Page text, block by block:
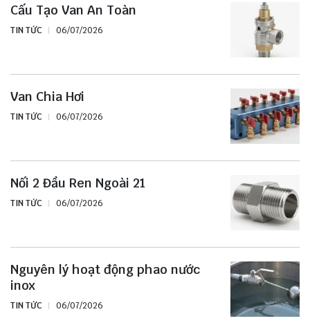
Cấu Tạo Van An Toàn
TIN TỨC 06/07/2026
Van Chia Hơi
TIN TỨC 06/07/2026
Nối 2 Đầu Ren Ngoài 21
TIN TỨC 06/07/2026
Nguyên lý hoạt động phao nước
inox
TIN TỨC 06/07/2026